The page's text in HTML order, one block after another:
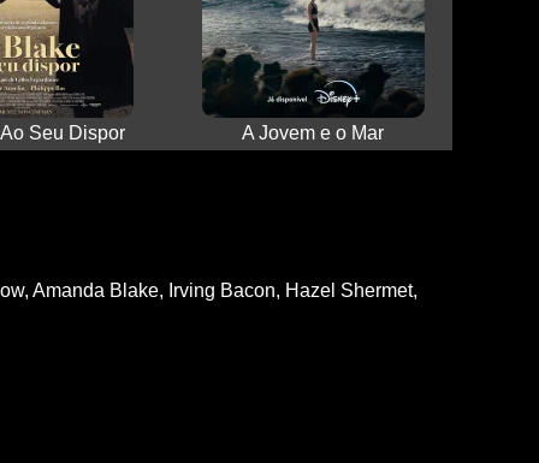
Seu Dispor A Jovem e o Mar
Amanda Blake, Irving Bacon, Hazel Shermet,